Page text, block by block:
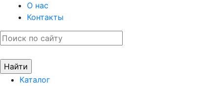
О нас
Контакты
Каталог